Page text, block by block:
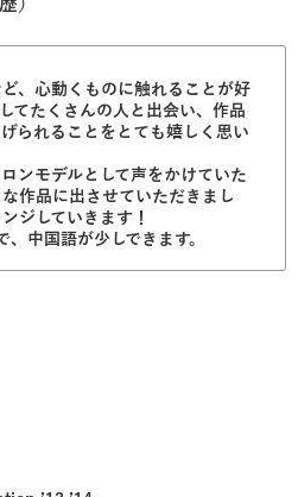
）
、心動くものに触れることが好
てたくさんの人と出会い、作品
られることをとても嬉しく思い
ンモデルとして声をかけていた
作品に出させていただきまし
ジしていきます！
中国語が少しできます。